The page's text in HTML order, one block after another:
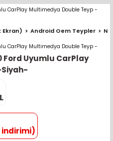
Ekran) Android Oem Teypler
Ford Uyumlu CarPlay
indirimi)